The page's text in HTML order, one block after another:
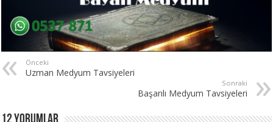
Önceki
Uzman Medyum Tavsiyeleri
Sonraki
Başarılı Medyum Tavsiyeleri